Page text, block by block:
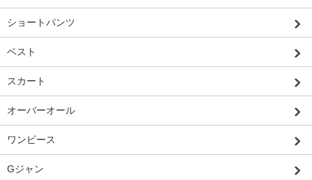
ショートパンツ
ベスト
スカート
オーバーオール
ワンピース
Gジャン